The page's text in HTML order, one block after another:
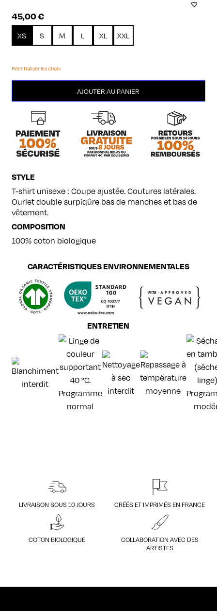
45,00€
XS S M L XL XXL
Réinitialiser les choix
AJOUTER AU PANIER
STYLE
T-shirt unisexe : Coupe ajustée. Coutures latérales.
Ourlet double surpiqûre bas de manches et bas de
vêtement.
COMPOSITION
100% coton biologique
CARACTÉRISTIQUES ENVIRONNEMENTALES
ENTRETIEN
LIVRAISON SOUS 10 JOURS CRÉÉS ET IMPRIMÉS EN FRANCE
COTON BIOLOGIQUE
COLLABORATION AVEC DES
ARTISTES